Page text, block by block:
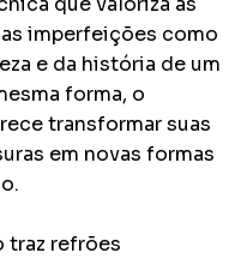
imperfeições como
e da história de um
forma, o
transformar suas
em novas formas
traz refrões